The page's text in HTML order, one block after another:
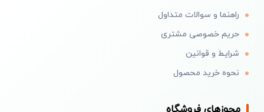
راهنما و سوالات متداول
حریم خصوصی مشتری
شرایط و قوانین
نحوه خرید محصول